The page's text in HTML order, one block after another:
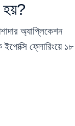
হয়?
অ্যাপ্লিকেশন
ইপোক্সি ফ্লোরিংয়ে ১৮